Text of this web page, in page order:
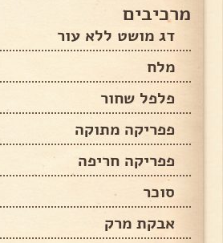
מרכיבים
דג מושט ללא עור
מלח
פלפל שחור
פפריקה מתוקה
פפריקה חריפה
סוכר
אבקת מרק